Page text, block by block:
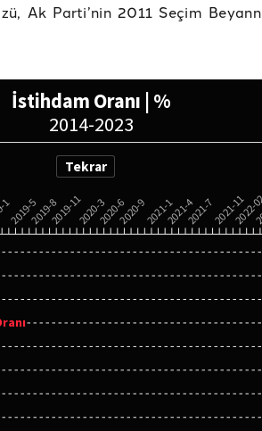
Ak Parti’nin 2011 Seçim